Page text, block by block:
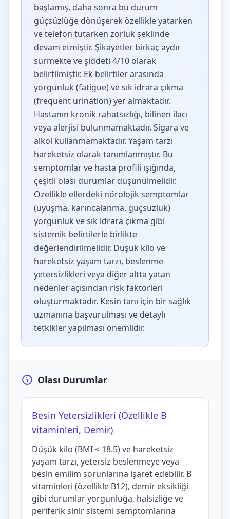
başlamış, daha sonra bu durum
güçsüzlüğe dönüşerek özellikle yatarken
ve telefon tutarken zorluk şeklinde
devam etmiştir. Şikayetler birkaç aydır
sürmekte ve şiddeti 4/10 olarak
belirtilmiştir. Ek belirtiler arasında
yorgunluk (fatigue) ve sık idrara çıkma
(frequent urination) yer almaktadır.
Hastanın kronik rahatsızlığı, bilinen ilacı
veya alerjisi bulunmamaktadır. Sigara ve
alkol kullanmamaktadır. Yaşam tarzı
hareketsiz olarak tanımlanmıştır. Bu
semptomlar ve hasta profili ışığında,
çeşitli olası durumlar düşünülmelidir.
Özellikle ellerdeki nörolojik semptomlar
(uyuşma, karıncalanma, güçsüzlük)
yorgunluk ve sık idrara çıkma gibi
sistemik belirtilerle birlikte
değerlendirilmelidir. Düşük kilo ve
hareketsiz yaşam tarzı, beslenme
yetersizlikleri veya diğer altta yatan
nedenler açısından risk faktörleri
oluşturmaktadır. Kesin tanı için bir sağlık
uzmanına başvurulması ve detaylı
tetkikler yapılması önemlidir.
Olası Durumlar
Besin Yetersizlikleri (Özellikle B
vitaminleri, Demir)
Düşük kilo (BMI < 18.5) ve hareketsiz
yaşam tarzı, yetersiz beslenmeye veya
besin emilim sorunlarına işaret edebilir. B
vitaminleri (özellikle B12), demir eksikliği
gibi durumlar yorgunluğa, halsizliğe ve
periferik sinir sistemi semptomlarına